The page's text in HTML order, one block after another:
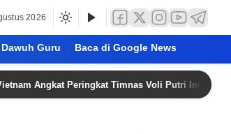
2026
Dawuh Guru Baca di Google News
Peringkat Timnas Voli Putri Indonesia ke